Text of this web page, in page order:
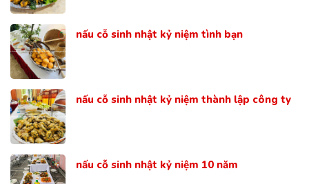
nấu cỗ sinh nhật kỷ niệm tình bạn
nấu cỗ sinh nhật kỷ niệm thành lập công ty
nấu cỗ sinh nhật kỷ niệm 10 năm